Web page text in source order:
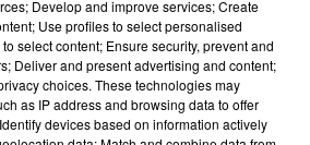
Develop and improve services; Create
Use profiles to select personalised
select content; Ensure security, prevent and
Deliver and present advertising and content;
choices. These technologies may
as IP address and browsing data to offer
devices based on information actively